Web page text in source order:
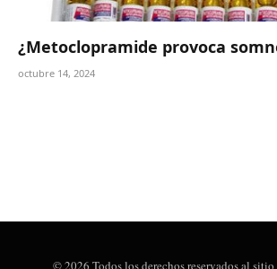
¿Metoclopramide provoca
octubre 14, 2024
© 2026 Todos los derechos reservados al sitio